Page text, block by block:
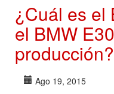
¿Cuál es el
el BMW
producción?
Ago 19, 2015